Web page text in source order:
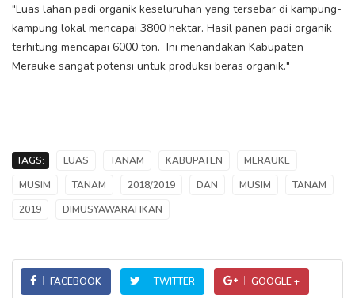
"Luas lahan padi organik keseluruhan yang tersebar di kampung-
kampung lokal mencapai 3800 hektar. Hasil panen padi organik
terhitung mencapai 6000 ton. Ini menandakan Kabupaten
Merauke sangat potensi untuk produksi beras organik."
TAGS: LUAS TANAM KABUPATEN
MERAUKE
MUSIM
TANAM 2018/2019 DAN MUSIM
TANAM
2019
DIMUSYAWARAHKAN
FACEBOOK TWITTER GOOGLE +